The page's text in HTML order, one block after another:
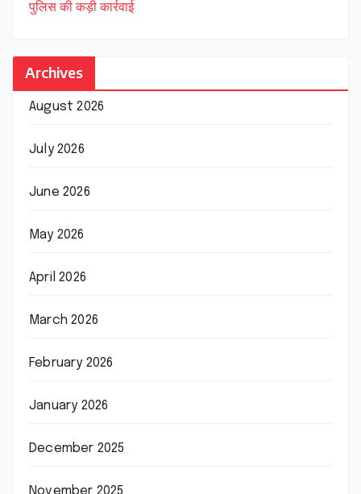
पुलिस की कड़ी कार्रवाई
Archives
August 2026
July 2026
June 2026
May 2026
April 2026
March 2026
February 2026
January 2026
December 2025